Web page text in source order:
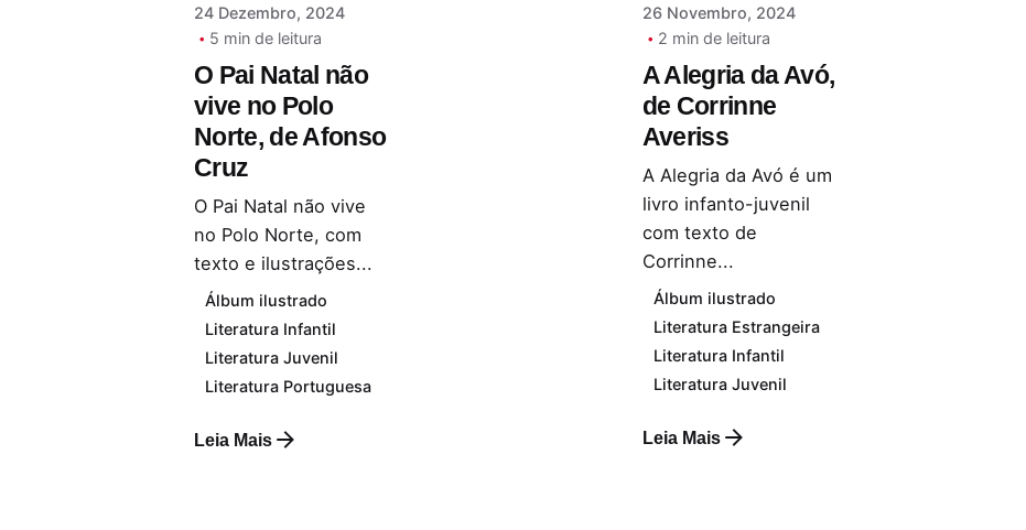
24 Dezembro, 2024
5 min de leitura
O Pai Natal não
vive no Polo
Norte, de Afonso
Cruz
O Pai Natal não vive
no Polo Norte, com
texto e ilustrações...
Álbum ilustrado
Literatura Infantil
Literatura Juvenil
Literatura Portuguesa
Leia Mais
26 Novembro, 2024
2 min de leitura
A Alegria da Avó,
de Corrinne
Averiss
A Alegria da Avó é um
livro infanto-juvenil
com texto de
Corrinne...
Álbum ilustrado
Literatura Estrangeira
Literatura Infantil
Literatura Juvenil
Leia Mais